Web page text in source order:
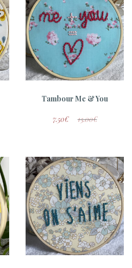
Tambour Me & You
7.50€ 15.00€